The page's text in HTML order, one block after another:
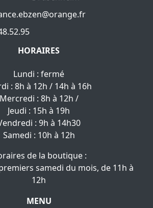
HORAIRES
Lundi : fermé
: 8h à 12h / 14h à 16h
Mercredi : 8h à 12h /
Jeudi : 15h à 19h
: 9h à 14h30
Samedi : 10h à 12h
de la boutique :
samedi du mois, de 11h à
12h
MENU